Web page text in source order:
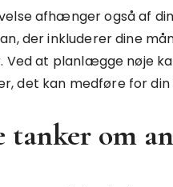
afhænger også af
der inkluderer dine
Ved at planlægge nøje
det kan medføre for
om